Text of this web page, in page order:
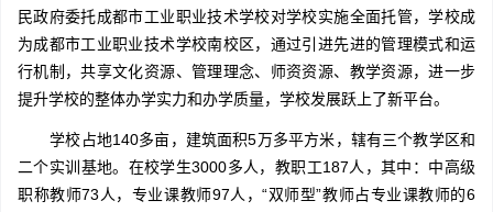
民政府委托成都市工业职业技术学校对学校实施全面托管，学校成
为成都市工业职业技术学校南校区，通过引进先进的管理模式和运
行机制，共享文化资源、管理理念、师资资源、教学资源，进一步
提升学校的整体办学实力和办学质量，学校发展跃上了新平台。
学校占地140多亩，建筑面积5万多平方米，辖有三个教学区和
二个实训基地。在校学生3000多人，教职工187人，其中：中高级
职称教师73人，专业课教师97人，“双师型”教师占专业课教师的6